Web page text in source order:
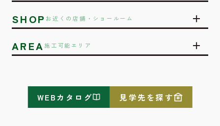
SHOP お近くの店舗・ショールーム
AREA施工可能エリア
WEBカタログ 見学先を探す